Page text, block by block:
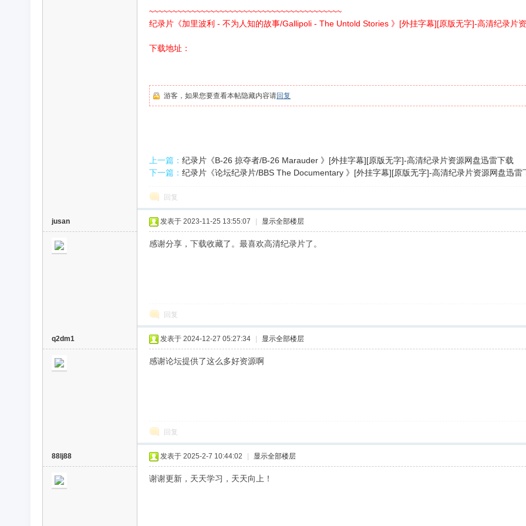
~~~~~~~~~~~~~~~~~~~~~~~~~~~~~~~~~~~~~~~~~
纪录片《加里波利 - 不为人知的故事/Gallipoli - The Untold Stories 》[外挂字幕][原版无字]-高清纪录片
下载地址：
游客，如果您要查看本帖隐藏内容请回复
上一篇： 纪录片《B-26 掠夺者/B-26 Marauder 》[外挂字幕][原版无字]-高清纪录片资源网盘迅雷下载
下一篇： 纪录片《论坛纪录片/BBS The Documentary 》[外挂字幕][原版无字]-高清纪录片资源网盘迅雷
回复
jusan 发表于 2023-11-25 13:55:07 显示全部楼层
感谢分享，下载收藏了。最喜欢高清纪录片了。
回复
q2dm1 发表于 2024-12-27 05:27:34 显示全部楼层
感谢论坛提供了这么多好资源啊
回复
88lj88 发表于 2025-2-7 10:44:02 显示全部楼层
谢谢更新，天天学习，天天向上！